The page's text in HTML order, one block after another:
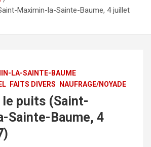
Maximin-la-Sainte-Baume, 4 juillet
LA-SAINTE-BAUME
FAITS DIVERS NAUFRAGE/NOYADE
le puits (Saint-
Sainte-Baume, 4